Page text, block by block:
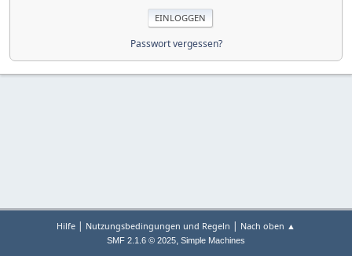
Passwort vergessen?
Hilfe | Nutzungsbedingungen und Regeln | Nach oben ▲
SMF 2.1.6 © 2025, Simple Machines